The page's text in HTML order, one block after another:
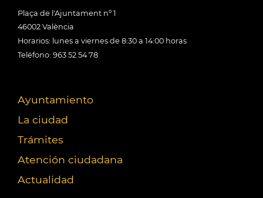
Plaça de l'Ajuntament nº 1
46002 València
Horarios: lunes a viernes de 8:30 a 14:00 horas
Teléfono: 963 52 54 78
Ayuntamiento
La ciudad
Trámites
Atención ciudadana
Actualidad